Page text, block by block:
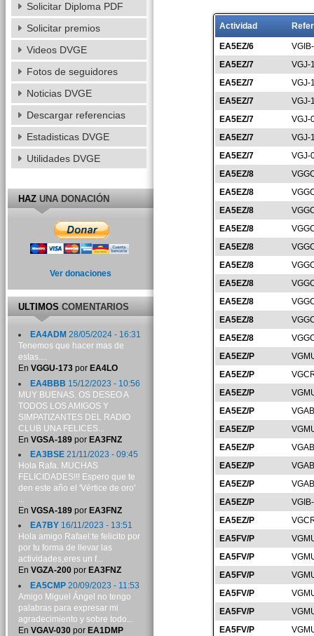
Actividad
EA5EZ/6
EA5EZ/7
VGJ-
EA5EZ/7
VGJ-
EA5EZ/7
VGJ-
EA5EZ/7
VGJ-
EA5EZ/7
VGJ-
EA5EZ/7
VGJ-
EA5EZ/8
EA5EZ/8
EA5EZ/8
EA5EZ/8
EA5EZ/8
EA5EZ/8
EA5EZ/8
EA5EZ/8
EA5EZ/8
EA5EZ/8
EA5EZ/P
EA5EZ/P
EA5EZ/P
EA5EZ/P
EA5EZ/P
EA5EZ/P
EA5EZ/P
EA5EZ/P
EA5EZ/P
EA5EZ/P
EA5FV/P
EA5FV/P
EA5FV/P
EA5FV/P
EA5FV/P
EA5FV/P
Solicitar Diploma PDF
Solicitar premios
Videos DVGE
Fotos de seguidores
Noticias DVGE
Descargar referencias
Estadisticas DVGE
Utilidades DVGE
HAZUNA DONACIÓN
Ver donaciones
ULTIMOSCOMENTARIOS
EA4ADM 28/05/2024 - 16:31
Tenemos que hacer mas de
estas....
En VGGU-173por EA4LO
EA4BBB 15/12/2023 - 10:56
MUY BUENAS. OS DESEO A
TODOS LOS AMIGOS Y
SIMPATIZANTES DEL RADIO
CLUB UNA FELICES...
En VGSA-189por EA3FNZ
EA3BSE21/11/2023 - 09:45
Hola Rafa. MUCHAS
FELICIDADES!!! Espero que te
den este año el 'Vértice de oro'
...
En VGSA-189por EA3FNZ
EA7BY16/11/2023 - 13:51
Hola amigo Rafael:te felicito por
por tu forma de llevar las
actividades,eres un f...
En VGZA-200por EA3FNZ
EA5CMP20/09/2023 - 11:53
Amigo Miguel Ángel no tengo
palabras para expresar mi
agradecimiento y sobre todo...
En VGAV-030por EA1DMP